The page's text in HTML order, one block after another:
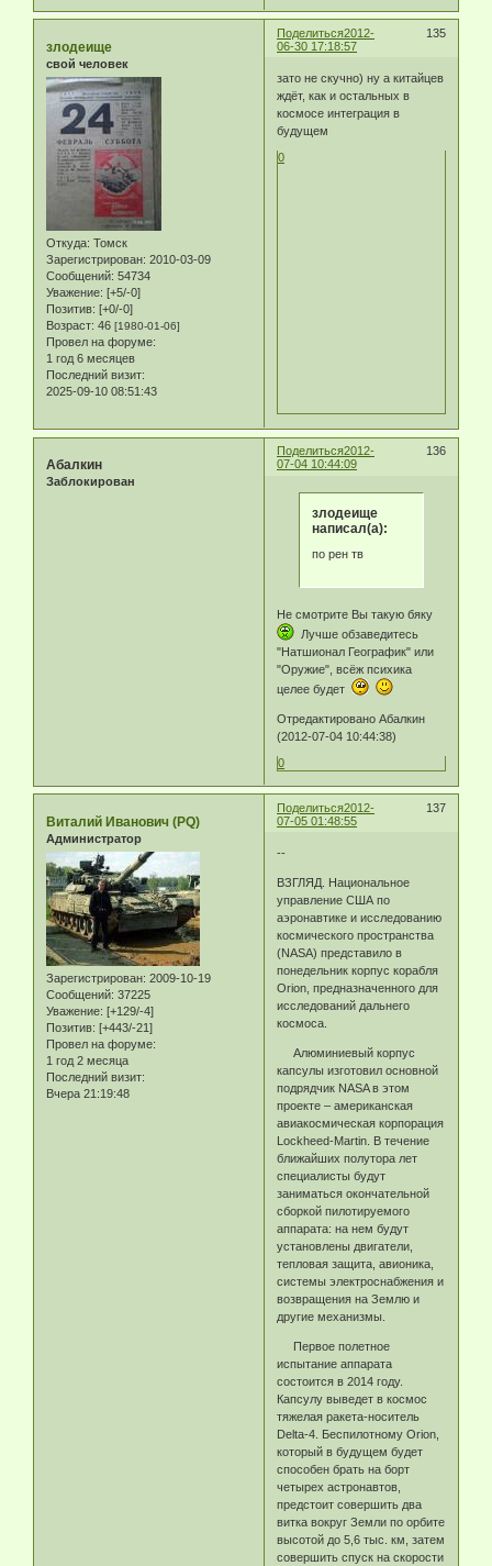
Поделиться 135
2012-
06-30 17:18:57
злодеище
свой человек
Откуда: Томск
Зарегистрирован: 2010-03-09
Сообщений: 54734
Уважение: [+5/-0]
Позитив: [+0/-0]
Возраст: 46 [1980-01-06]
Провел на форуме:
1 год 6 месяцев
Последний визит:
2025-09-10 08:51:43
зато не скучно) ну а китайцев
ждёт, как и остальных в
космосе интеграция в
будущем
0
Поделиться 136
2012-
07-04 10:44:09
Абалкин
Заблокирован
злодеище
написал(а):
по рен тв
Не смотрите Вы такую бяку
Лучше обзаведитесь
"Натшионал Географик" или
"Оружие", всёж психика
целее будет
Отредактировано Абалкин
(2012-07-04 10:44:38)
0
Поделиться 137
2012-
07-05 01:48:55
Виталий Иванович (PQ)
Администратор
Зарегистрирован: 2009-10-19
Сообщений: 37225
Уважение: [+129/-4]
Позитив: [+443/-21]
Провел на форуме:
1 год 2 месяца
Последний визит:
Вчера 21:19:48
--
ВЗГЛЯД. Национальное
управление США по
аэронавтике и исследованию
космического пространства
(NASA) представило в
понедельник корпус корабля
Orion, предназначенного для
исследований дальнего
космоса.
Алюминиевый корпус
капсулы изготовил основной
подрядчик NASA в этом
проекте – американская
авиакосмическая корпорация
Lockheed-Martin. В течение
ближайших полутора лет
специалисты будут
заниматься окончательной
сборкой пилотируемого
аппарата: на нем будут
установлены двигатели,
тепловая защита, авионика,
системы электроснабжения и
возвращения на Землю и
другие механизмы.
Первое полетное
испытание аппарата
состоится в 2014 году.
Капсулу выведет в космос
тяжелая ракета-носитель
Delta-4. Беспилотному Orion,
который в будущем будет
способен брать на борт
четырех астронавтов,
предстоит совершить два
витка вокруг Земли по орбите
высотой до 5,6 тыс. км, затем
совершить спуск на скорости